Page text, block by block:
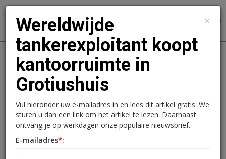
Transacties
Wereldwijde
tankerexploitant koopt
kantoorruimte in
Grotiushuis
×
Wereldwijde
tankerexploitant koopt
kantoorruimte in
Grotiushuis
Vul hieronder uw e-mailadres in en lees dit artikel gratis. We
sturen u dan een link om het artikel te lezen. Daarnaast
ontvang je op werkdagen onze populaire nieuwsbrief.
E-mailadres*: